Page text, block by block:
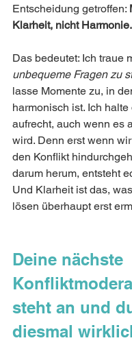
Entscheidung getroffen:
Klarheit, nicht Harmonie.
Das bedeutet: Ich traue
unbequeme Fragen zu
lasse Momente zu, in
harmonisch ist. Ich
aufrecht, auch wenn es
wird. Denn erst wenn
den Konflikt
darum herum, entsteht
Und Klarheit ist das,
lösen überhaupt erst
Deine nächste
steht an und
diesmal